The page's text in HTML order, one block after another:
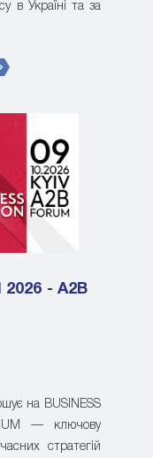
в Україні та за
2026 - A2B
на BUSINESS
— ключову
стратегій